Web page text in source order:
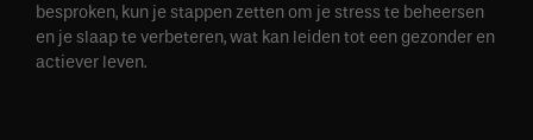
besproken, kun je stappen zetten om je stress te beheersen
en je slaap te verbeteren, wat kan leiden tot een gezonder en
actiever leven.